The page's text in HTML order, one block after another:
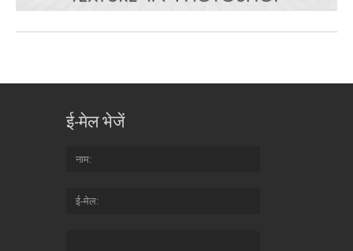
ई-मेल भेजें
नाम
ई-मेल